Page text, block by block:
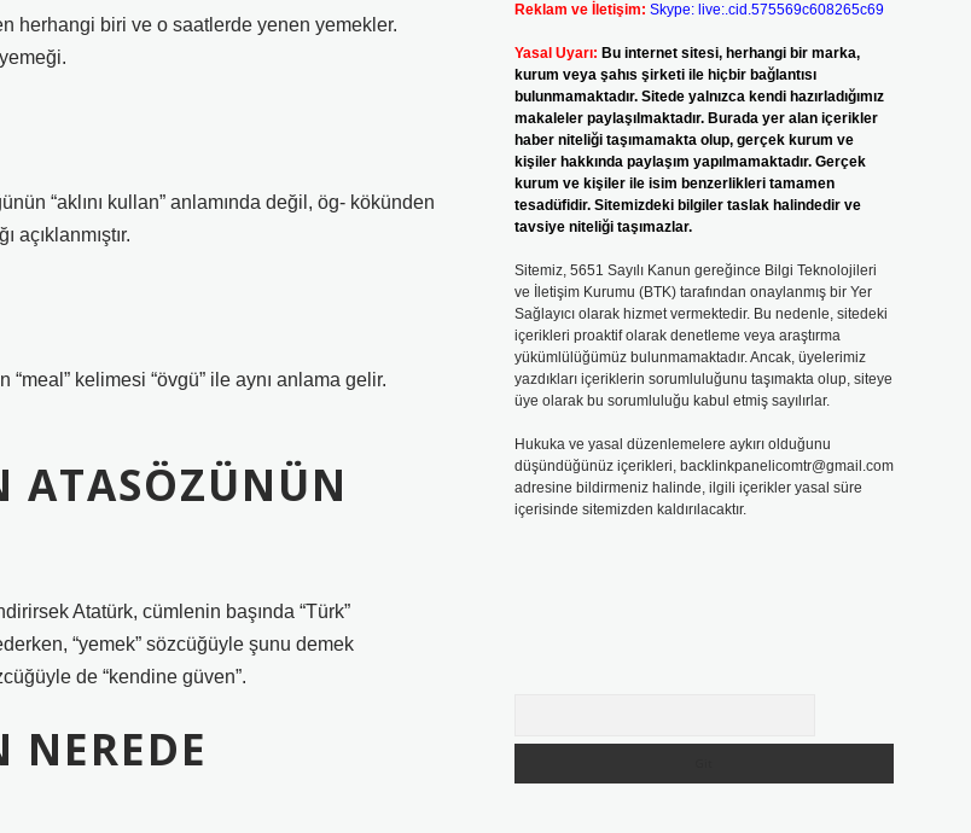
herhangi biri ve o saatlerde yenen yemekler.
“aklını kullan” anlamında değil, ög- kökünden
kelimesi “övgü” ile aynı anlama gelir.
ATASÖZÜNÜN
Atatürk, cümlenin başında “Türk”
“yemek” sözcüğüyle şunu demek
de “kendine güven”.
NEREDE
Reklam ve İletişim: Skype: live:.cid.575569c608265c69
Yasal Uyarı: Bu internet sitesi, herhangi bir marka,
kurum veya şahıs şirketi ile hiçbir bağlantısı
bulunmamaktadır. Sitede yalnızca kendi hazırladığımız
makaleler paylaşılmaktadır. Burada yer alan içerikler
haber niteliği taşımamakta olup, gerçek kurum ve
kişiler hakkında paylaşım yapılmamaktadır. Gerçek
kurum ve kişiler ile isim benzerlikleri tamamen
tesadüfidir. Sitemizdeki bilgiler taslak halindedir ve
tavsiye niteliği taşımazlar.
Sitemiz, 5651 Sayılı Kanun gereğince Bilgi Teknolojileri
ve İletişim Kurumu (BTK) tarafından onaylanmış bir Yer
Sağlayıcı olarak hizmet vermektedir. Bu nedenle, sitedeki
içerikleri proaktif olarak denetleme veya araştırma
yükümlülüğümüz bulunmamaktadır. Ancak, üyelerimiz
yazdıkları içeriklerin sorumluluğunu taşımakta olup, siteye
üye olarak bu sorumluluğu kabul etmiş sayılırlar.
Hukuka ve yasal düzenlemelere aykırı olduğunu
düşündüğünüz içerikleri, backlinkpanelicomtr@gmail.com
adresine bildirmeniz halinde, ilgili içerikler yasal süre
içerisinde sitemizden kaldırılacaktır.